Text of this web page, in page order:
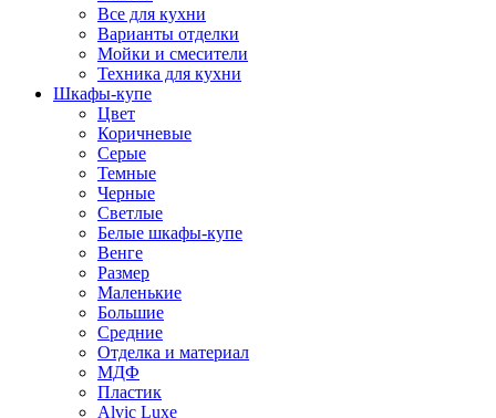
Все для кухни
Варианты отделки
Мойки и смесители
Техника для кухни
Шкафы-купе
Цвет
Коричневые
Серые
Темные
Черные
Светлые
Белые шкафы-купе
Венге
Размер
Маленькие
Большие
Средние
Отделка и материал
МДФ
Пластик
Alvic Luxe